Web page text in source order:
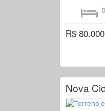
0
R$
Nova